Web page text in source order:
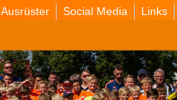
Ausrüster Social Media Links